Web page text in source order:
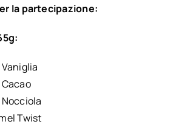
la partecipazione:
Twist